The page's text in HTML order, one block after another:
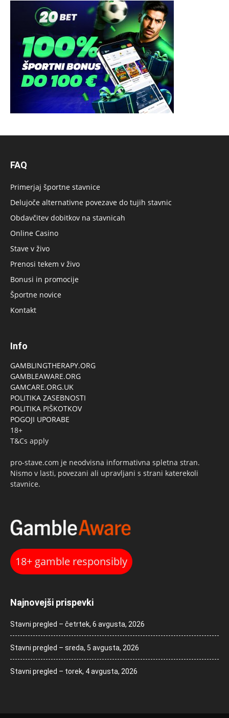
FAQ
Primerjaj športne stavnice
Delujoče alternativne povezave do tujih stavnic
Obdavčitev dobitkov na stavnicah
Online Casino
Stave v živo
Prenosi tekem v živo
Bonusi in promocije
Športne novice
Kontakt
Info
GAMBLINGTHERAPY.ORG
GAMBLEAWARE.ORG
GAMCARE.ORG.UK
POLITIKA ZASEBNOSTI
POLITIKA PIŠKOTKOV
POGOJI UPORABE
18+
T&Cs apply
pro-stave.com je neodvisna informativna spletna stran.
Nismo v lasti, povezani ali upravljani s strani katerekoli
stavnice.
18+ gamble responsibly
Najnovejši prispevki
Stavni pregled – četrtek, 6 avgusta, 2026
Stavni pregled – sreda, 5 avgusta, 2026
Stavni pregled – torek, 4 avgusta, 2026